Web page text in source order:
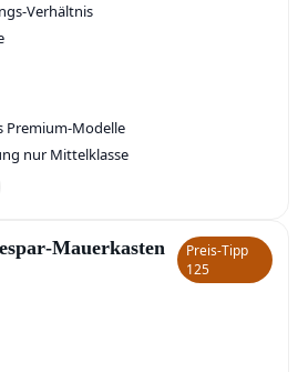
Premium‑Modelle
nur Mittelklasse
Preis‑Tipp
125